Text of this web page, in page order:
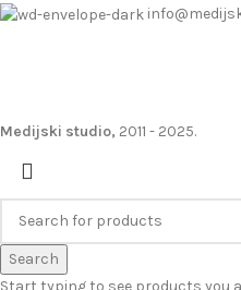
Medijski studio, 2011 - 2025.
Search
Start typing to see products you